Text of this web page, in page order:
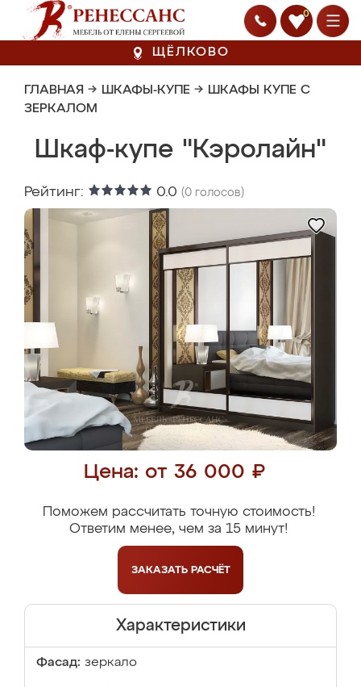
0
ЩЁЛКОВО
ГЛАВНАЯ → ШКАФЫ-КУПЕ → ШКАФЫ КУПЕ С
ЗЕРКАЛОМ
Шкаф-купе "Кэролайн"
Рейтинг: 0.0 (0 голосов)
Цена: от 36 000 ₽
Поможем рассчитать точную стоимость!
Ответим менее, чем за 15 минут!
ЗАКАЗАТЬ РАСЧЁТ
Характеристики
Фасад: зеркало